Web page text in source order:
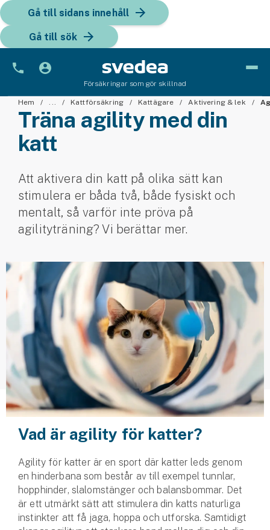
Gå till sidans innehåll
Gå till sök
Försäkringar som gör skillnad
Bil
Fordon
Snöskoterförsäkring
ATV-försäkring
Släpvagnsförsäkring
Husvagnsförsäkring
Motorcykel
Mc-försäkring
Märkesförsäkringar
Båt
Båtförsäkring
Märkesförsäkringar
Vattenskoterförsäkring
Sportfiskarna
Djur
Hem ... Kattförsäkring Kattägare Aktivering & lek
Träna agility med din
katt
Att aktivera din katt på olika sätt kan
stimulera er båda två, både fysiskt och
mentalt, så varför inte pröva på
agilityträning? Vi berättar mer.
Vad är agility för katter?
Agility för katter är en sport där katter leds genom
en hinderbana som består av till exempel tunnlar,
hopphinder, slalomstänger och balansbommar. Det
är ett utmärkt sätt att stimulera din katts naturliga
instinkter att få jaga, hoppa och utforska. Samtidigt